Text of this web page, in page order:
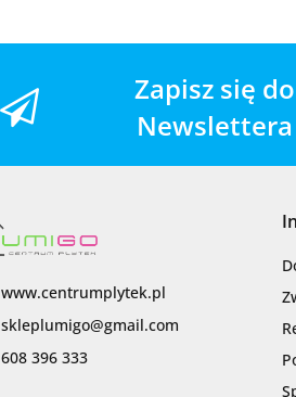
Zapisz się do
Newslettera
www.centrumplytek.pl
skleplumigo@gmail.com
608 396 333